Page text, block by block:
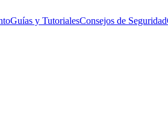
Guías y TutorialesConsejos de Seguridad